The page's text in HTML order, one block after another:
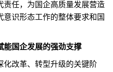
责任，为国企高质量发展营造
识形态工作的整体要求和国
能国企发展的强劲支撑
改革、转型升级的关键阶